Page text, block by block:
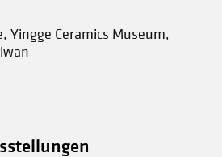
Yingge Ceramics Museum,